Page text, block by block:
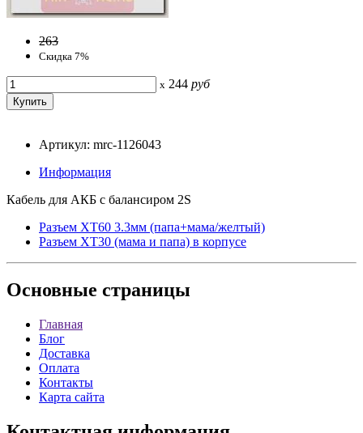
263
Скидка 7%
x 244 руб
Артикул: mrc-1126043
Информация
Кабель для АКБ с балансиром 2S
Разъем XT60 3.3мм (папа+мама/желтый)
Разъем XT30 (мама и папа) в корпусе
Основные страницы
Главная
Блог
Доставка
Оплата
Контакты
Карта сайта